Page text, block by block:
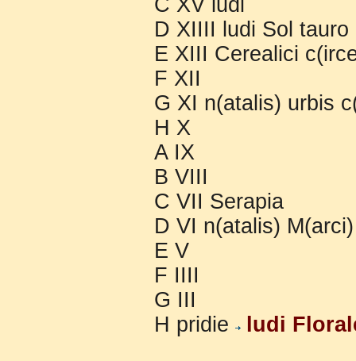
C XV ludi
D XIIII ludi Sol tauro
E XIII Cerealici
F XII
G XI n(atalis) urbis
H X
A IX
B VIII
C VII Serapia
D VI n(atalis)
E V
F IIII
G III
H pridie
ludi